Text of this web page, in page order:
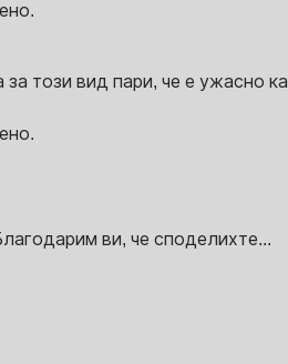
този вид пари, че е ужасно
ви, че споделихте...